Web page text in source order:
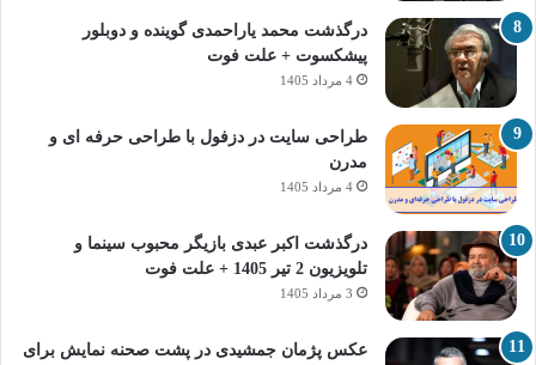
درگذشت محمد یاراحمدی گوینده و دوبلور
پیشکسوت + علت فوت
4 مرداد 1405
طراحی سایت در دزفول با طراحی حرفه‌ ای و
مدرن
4 مرداد 1405
درگذشت اکبر عبدی بازیگر محبوب سینما و
تلویزیون 2 تیر 1405 + علت فوت
3 مرداد 1405
عکس پژمان جمشیدی در پشت صحنه نمایش برای